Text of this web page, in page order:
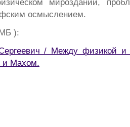
мироздании,
осмыслением.
):
/ Между физикой и
и Махом.